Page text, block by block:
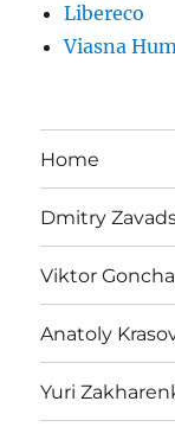
Libereco
Viasna
Home
Dmitry
Viktor
Anatoly
Yuri